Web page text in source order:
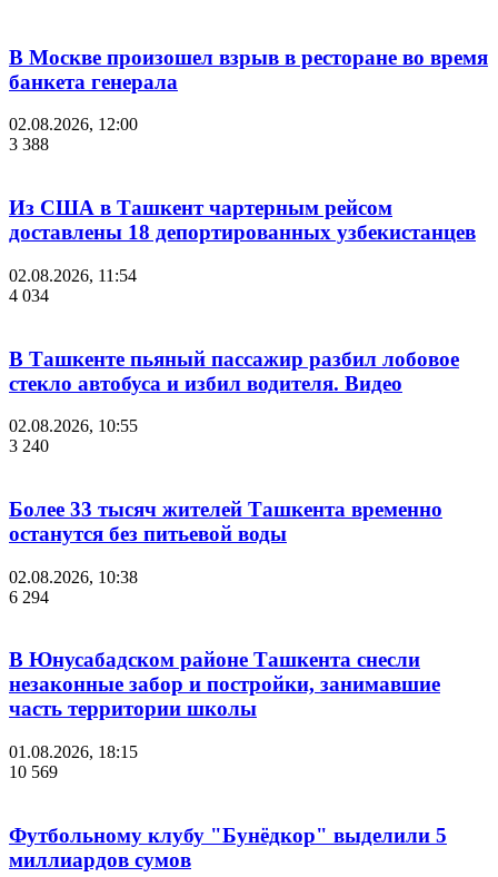
В Москве произошел взрыв в ресторане во время
банкета генерала
02.08.2026, 12:00
3 388
Из США в Ташкент чартерным рейсом
доставлены 18 депортированных узбекистанцев
02.08.2026, 11:54
4 034
В Ташкенте пьяный пассажир разбил лобовое
стекло автобуса и избил водителя. Видео
02.08.2026, 10:55
3 240
Более 33 тысяч жителей Ташкента временно
останутся без питьевой воды
02.08.2026, 10:38
6 294
В Юнусабадском районе Ташкента снесли
незаконные забор и постройки, занимавшие
часть территории школы
01.08.2026, 18:15
10 569
Футбольному клубу "Бунёдкор" выделили 5
миллиардов сумов